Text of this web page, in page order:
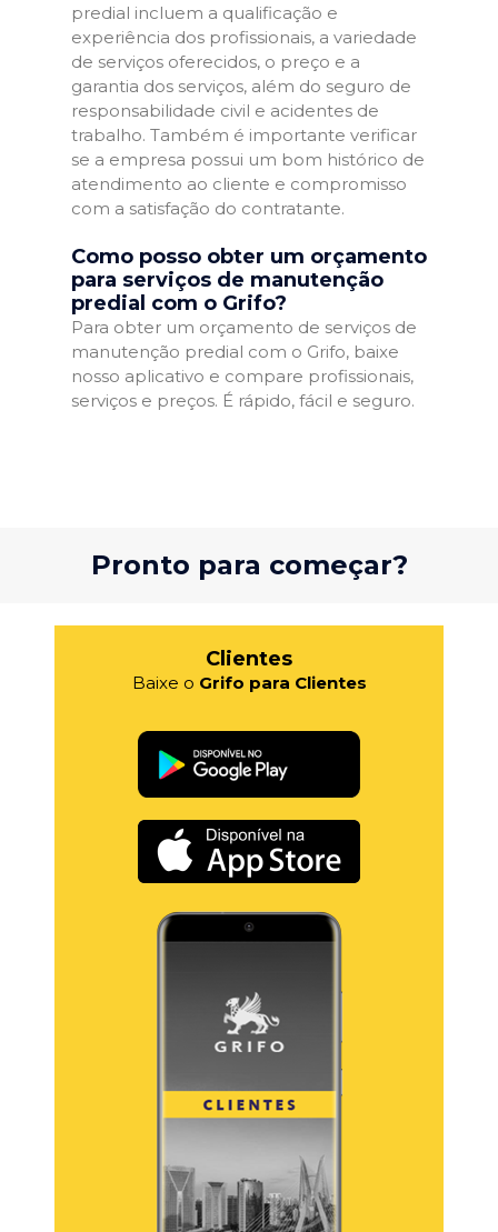
predial incluem a qualificação e
experiência dos profissionais, a variedade
de serviços oferecidos, o preço e a
garantia dos serviços, além do seguro de
responsabilidade civil e acidentes de
trabalho. Também é importante verificar
se a empresa possui um bom histórico de
atendimento ao cliente e compromisso
com a satisfação do contratante.
Como posso obter um orçamento
para serviços de manutenção
predial com o Grifo?
Para obter um orçamento de serviços de
manutenção predial com o Grifo, baixe
nosso aplicativo e compare profissionais,
serviços e preços. É rápido, fácil e seguro.
Pronto para começar?
Clientes
Baixe o Grifo para Clientes